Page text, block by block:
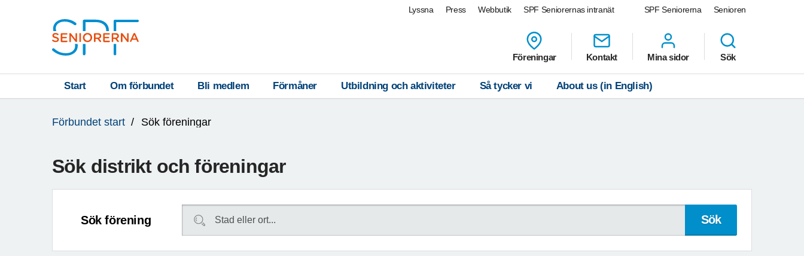
SPF Seniorerna Senioren
Lyssna Press Webbutik SPF Seniorernas intranät
T
Föreningar Kontakt Mina sidor Sök
Start Om förbundet Bli medlem Förmåner Utbildning och aktiviteter Så tycker vi About us (in English)
är
Förbundet start Sök föreningar
Sök distrikt och föreningar
Sök förening